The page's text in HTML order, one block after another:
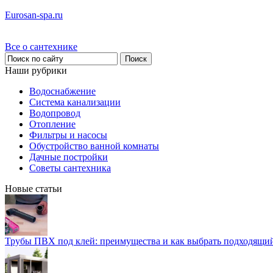
Eurosan-spa.ru
Все о сантехнике
Наши рубрики
Водоснабжение
Система канализации
Водопровод
Отопление
Фильтры и насосы
Обустройство ванной комнаты
Дачные постройки
Советы сантехника
Новые статьи
Трубы ПВХ под клей: преимущества и как выбрать